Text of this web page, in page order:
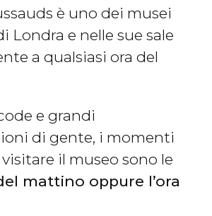
è uno dei musei
Londra e nelle sue sale
a qualsiasi ora del
e grandi
di gente, i momenti
il museo sono le
mattino oppure l’ora